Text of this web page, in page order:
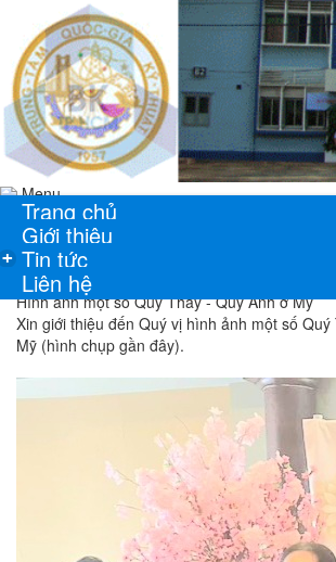
Menu
Trang chủ
Giới thiệu
+ Tin tức
Liên hệ
Hình ảnh một số Quý Thầy - Quý Anh ở Mỹ
Xin giới thiệu đến Quý vị hình ảnh một số
Mỹ (hình chụp gần đây).